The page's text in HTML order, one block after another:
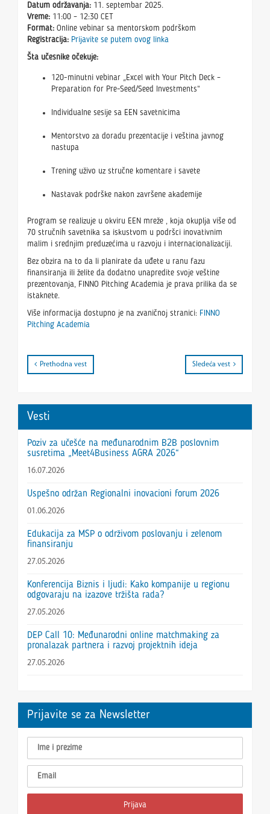
Datum održavanja: 11. septembar 2025.
Vreme: 11:00 – 12:30 CET
Format: Online vebinar sa mentorskom podrškom
Registracija: Prijavite se putem ovog linka
Šta učesnike očekuje:
120-minutni vebinar „Excel with Your Pitch Deck –
Preparation for Pre-Seed/Seed Investments“
Individualne sesije sa EEN savetnicima
Mentorstvo za doradu prezentacije i veština javnog
nastupa
Trening uživo uz stručne komentare i savete
Nastavak podrške nakon završene akademije
Program se realizuje u okviru EEN mreže , koja okuplja više od
70 stručnih savetnika sa iskustvom u podršci inovativnim
malim i srednjim preduzećima u razvoju i internacionalizaciji.
Bez obzira na to da li planirate da uđete u ranu fazu
finansiranja ili želite da dodatno unapredite svoje veštine
prezentovanja, FINNO Pitching Academia je prava prilika da se
istaknete.
Više informacija dostupno je na zvaničnoj stranici: FINNO
Pitching Academia
Prethodna vest Sledeća vest
Vesti
Poziv za učešće na međunarodnim B2B poslovnim
susretima „Meet4Business AGRA 2026“
16.07.2026
Uspešno održan Regionalni inovacioni forum 2026
01.06.2026
Edukacija za MSP o održivom poslovanju i zelenom
finansiranju
27.05.2026
Konferencija Biznis i ljudi: Kako kompanije u regionu
odgovaraju na izazove tržišta rada?
27.05.2026
DEP Call 10: Međunarodni online matchmaking za
pronalazak partnera i razvoj projektnih ideja
27.05.2026
Prijavite se za Newsletter